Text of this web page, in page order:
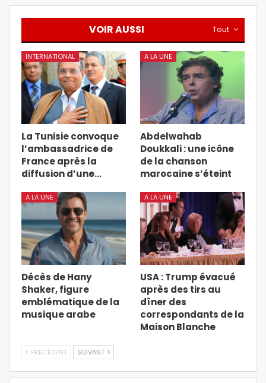
Tout
VOIR AUSSI
INTERNATIONAL
La Tunisie convoque
l’ambassadrice de
France après la
diffusion d’une…
A LA UNE
Abdelwahab
Doukkali : une icône
de la chanson
marocaine s’éteint
A LA UNE
Décès de Hany
Shaker, figure
emblématique de la
musique arabe
A LA UNE
USA : Trump évacué
après des tirs au
dîner des
correspondants de la
Maison Blanche
PRÉCÉDENT SUIVANT